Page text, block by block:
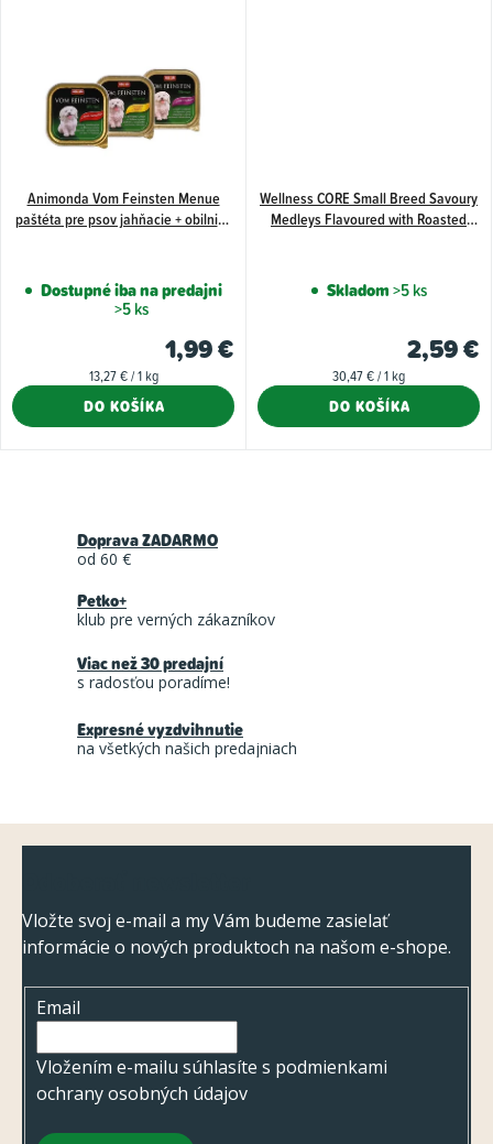
Animonda Vom Feinsten Menue
paštéta pre psov jahňacie + obilniny
Dostupné iba na predajni
>5 ks
1,99 €
Jednotková
13,27 € / 1 kg
DO KOŠÍKA
Wellness CORE Small Breed Savoury
Medleys Flavoured with Roasted
Skladom>5 ks
2,59 €
Jednotková
30,47 € / 1 kg
DO KOŠÍKA
d
e
p
v
v
ý
p
u
Doprava ZADARMO
od 60 €
Petko+
klub pre verných zákazníkov
Viac než 30 predajní
s radosťou poradíme!
Expresné vyzdvihnutie
na všetkých našich predajniach
Vložte svoj e-mail a my Vám budeme zasielať
informácie o nových produktoch na našom e-shope.
Email
Vložením e-mailu súhlasíte s podmienkami
ochrany osobných údajov